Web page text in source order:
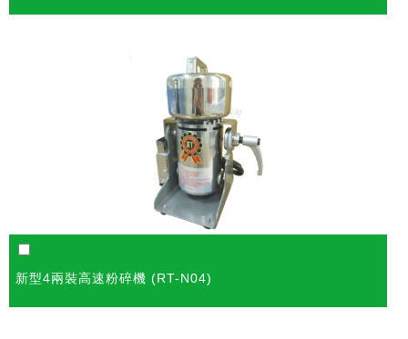
新型4兩裝高速粉碎機 (RT-N04)